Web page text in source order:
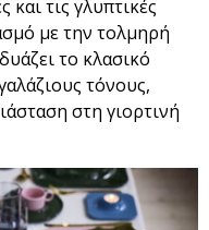
και τις γλυπτικές
με την τολμηρή
το κλασικό
τόνους,
στη γιορτινή